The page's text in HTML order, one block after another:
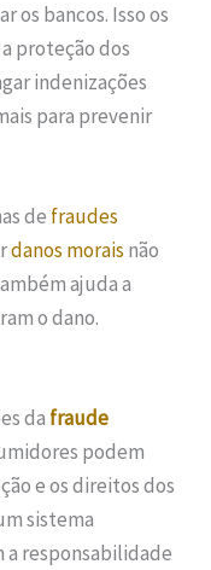
os bancos. Isso os
proteção dos
indenizações
para prevenir
de fraudes
danos morais não
ajuda a
o dano.
da fraude
podem
e os direitos dos
sistema
a responsabilidade